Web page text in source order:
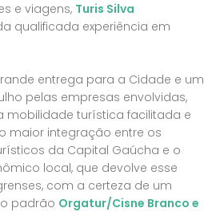
e viagens, Turis Silva
qualificada experiência em
entrega para a Cidade e um
pelas empresas envolvidas,
mobilidade turística facilitada e
maior integração entre os
da Capital Gaúcha e o
local, que devolve esse
com a certeza de um
padrão Orgatur/Cisne Branco e